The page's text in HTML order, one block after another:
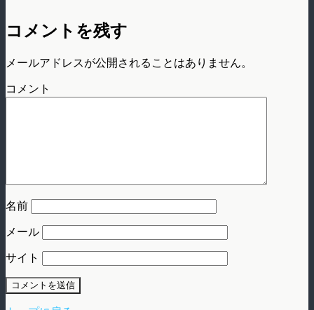
コメントを残す
メールアドレスが公開されることはありません。
コメント
名前
メール
サイト